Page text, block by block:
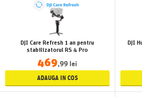
DJI Care Refresh 1 an pentru
stabilizatorul RS 4 Pro
469,99 lei
ADAUGA IN COS
DJI